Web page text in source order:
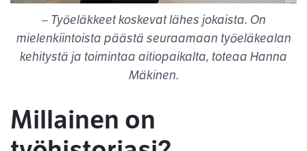
– Työeläkkeet koskevat lähes jokaista. On
mielenkiintoista päästä seuraamaan työeläkealan
kehitystä ja toimintaa aitiopaikalta, toteaa Hanna
Mäkinen.
Millainen on